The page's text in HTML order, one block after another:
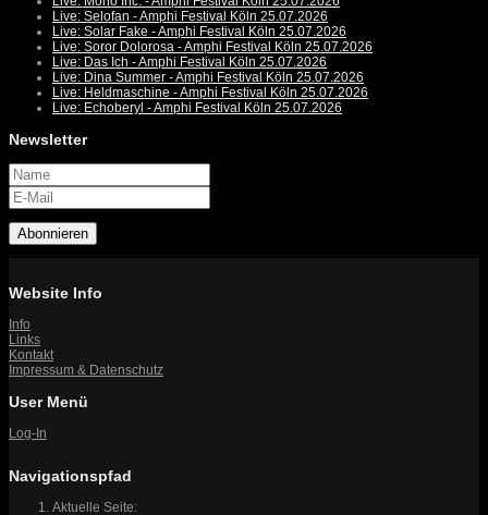
Live: Selofan - Amphi Festival Köln 25.07.2026
Live: Solar Fake - Amphi Festival Köln 25.07.2026
Live: Soror Dolorosa - Amphi Festival Köln 25.07.2026
Live: Das Ich - Amphi Festival Köln 25.07.2026
Live: Dina Summer - Amphi Festival Köln 25.07.2026
Live: Heldmaschine - Amphi Festival Köln 25.07.2026
Live: Echoberyl - Amphi Festival Köln 25.07.2026
Newsletter
Abonnieren
Website Info
Info
Links
Kontakt
Impressum & Datenschutz
User Menü
Log-In
Navigationspfad
Aktuelle Seite: